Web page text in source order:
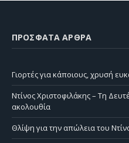
ΠΡΌΣΦΑΤΑ ΆΡΘΡΑ
Γιορτές για κάποιους, χρυσή
Ντίνος Χριστοφιλάκης – Τη
ακολουθία
Θλίψη για την απώλεια του